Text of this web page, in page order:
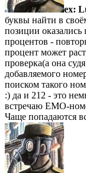
ex:
буквы найти в
позиции
процентов -
процент может
проверка(а она
добавляемого
поиском такого
:) да и 212 - это
встречаю ЕМО-
Чаще попадаются